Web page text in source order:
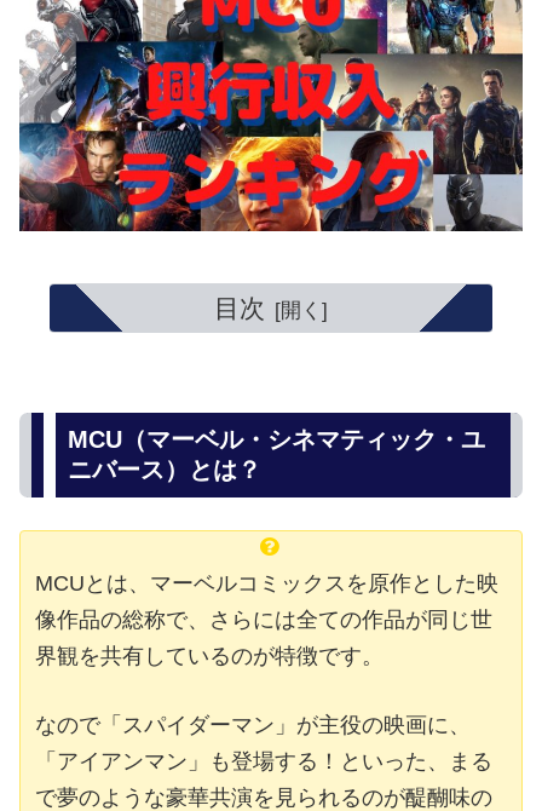
目次
MCU（マーベル・シネマティック・ユ
ニバース）とは？
MCUとは、マーベルコミックスを原作とした映
像作品の総称で、さらには全ての作品が同じ世
界観を共有しているのが特徴です。
なので「スパイダーマン」が主役の映画に、
「アイアンマン」も登場する！といった、まる
で夢のような豪華共演を見られるのが醍醐味の